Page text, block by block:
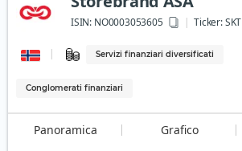
ISIN: NO0003053605 Ticker:SKT
Servizi finanziari diversificati
Conglomerati finanziari
Panoramica Grafico